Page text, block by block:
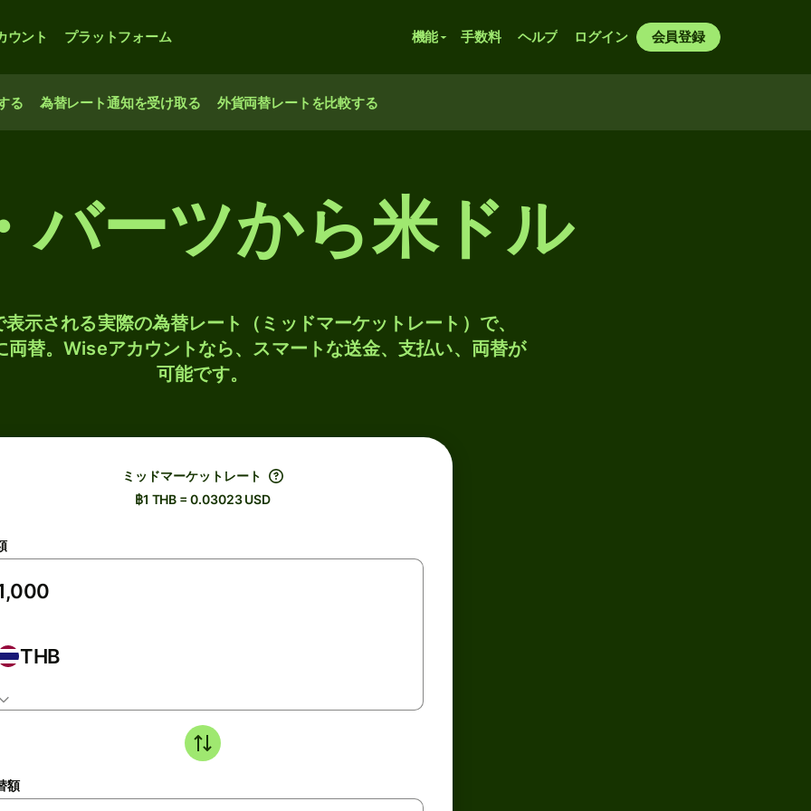
ウント プラットフォーム 機能 手数料 ヘルプ ログイン 会員登録
る 為替レート通知を受け取る 外貨両替レートを比較する
バーツから米ドル
示される実際の為替レート（ミッドマーケットレート）で、
両替。Wiseアカウントなら、スマートな送金、支払い、両替が
可能です。
ミッドマーケットレート
฿1 THB = 0.03023 USD
THB
額